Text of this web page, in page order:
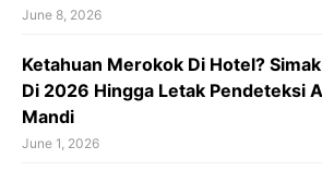
June 8, 2026
Ketahuan Merokok Di Hotel?
Di 2026 Hingga Letak Pendeteksi
Mandi
June 1, 2026